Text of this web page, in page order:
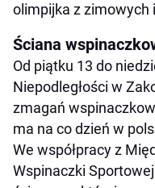
olimpijka z zimowych
Ściana
Od piątku 13 do
Niepodległości w
zmagań
ma na co dzień w
We współpracy z
Wspinaczki